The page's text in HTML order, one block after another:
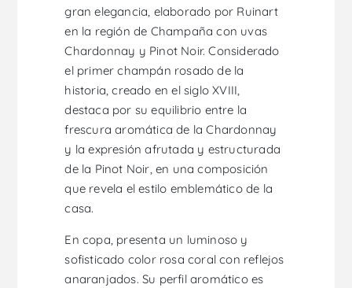
gran elegancia, elaborado por Ruinart
en la región de Champaña con uvas
Chardonnay y Pinot Noir. Considerado
el primer champán rosado de la
historia, creado en el siglo XVIII,
destaca por su equilibrio entre la
frescura aromática de la Chardonnay
y la expresión afrutada y estructurada
de la Pinot Noir, en una composición
que revela el estilo emblemático de la
casa.
En copa, presenta un luminoso y
sofisticado color rosa coral con reflejos
anaranjados. Su perfil aromático es